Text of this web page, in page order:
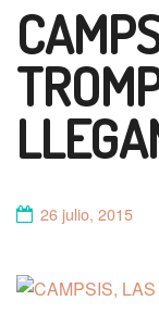
26 julio, 2015